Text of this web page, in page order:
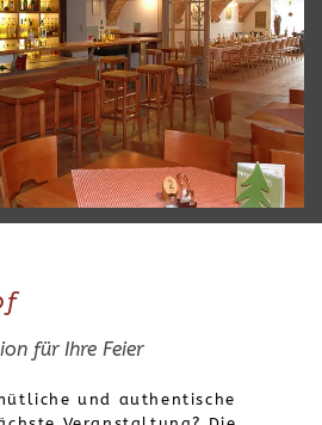
für Ihre Feier
und authentische